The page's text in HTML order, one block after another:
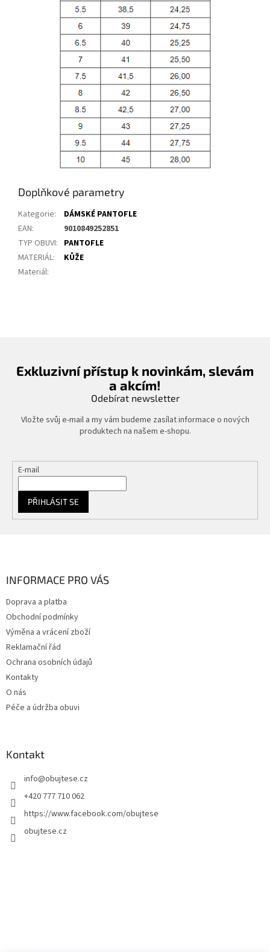
Doplňkové parametry
Kategorie:
DÁMSKÉ PANTOFLE
EAN:
9010849252851
TYP OBUVI: PANTOFLE
MATERIÁL:
KŮŽE
Materiál:
Exkluzivní přístup k novinkám, slevám
a akcím!
Odebírat newsletter
Vložte svůj e-mail a my vám budeme zasílat informace o nových
produktech na našem e-shopu.
E-mail
PŘIHLÁSIT SE
INFORMACE PRO VÁS
Doprava a platba
Obchodní podmínky
Výměna a vrácení zboží
Reklamační řád
Ochrana osobních údajů
Kontakty
O nás
Péče a údržba obuvi
Kontakt
info@obujtese.cz
+420 777 710 062
https://www.facebook.com/obujtese
obujtese.cz